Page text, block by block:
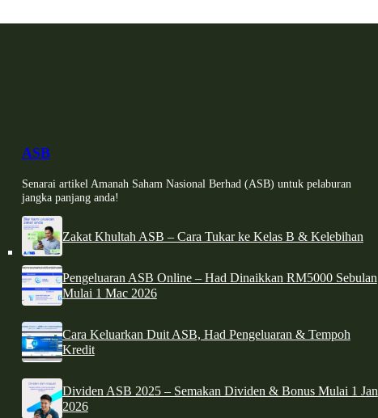
ASB
Senarai artikel Amanah Saham Nasional Berhad (ASB) untuk pelaburan
jangka panjang anda!
Zakat Khultah ASB – Cara Tukar ke Kelas B & Kelebihan
Pengeluaran ASB Online – Had Dinaikkan RM5000 Sebulan
Mulai 1 Mac 2026
Cara Keluarkan Duit ASB, Had Pengeluaran & Tempoh
Kredit
Dividen ASB 2025 – Semakan Dividen & Bonus Mulai 1 Jan
2026